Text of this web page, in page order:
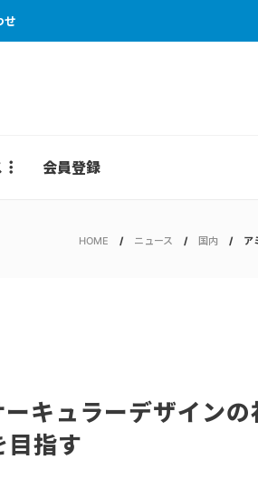
せ
会員登録
HOME ニュース 国内 ア
キュラーデザインの
目指す